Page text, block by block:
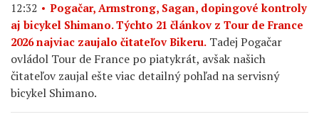
12:32
Pogačar, Armstrong, Sagan, dopingové kontroly
aj bicykel Shimano. Týchto 21 článkov z Tour de France
2026 najviac zaujalo čitateľov Bikeru. Tadej Pogačar
ovládol Tour de France po piatykrát, avšak našich
čitateľov zaujal ešte viac detailný pohľad na servisný
bicykel Shimano.